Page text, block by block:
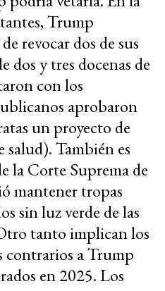
Trump
revocar dos de sus
dos y tres docenas de
con los
aprobaron
un proyecto de
salud). También es
la Corte Suprema de
mantener tropas
sin luz verde de las
tanto implican los
contrarios a Trump
en 2025. Los